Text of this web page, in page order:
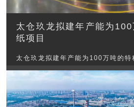
太仓玖龙拟建年产能为
纸项目
太仓玖龙拟建年产能为100万吨的特